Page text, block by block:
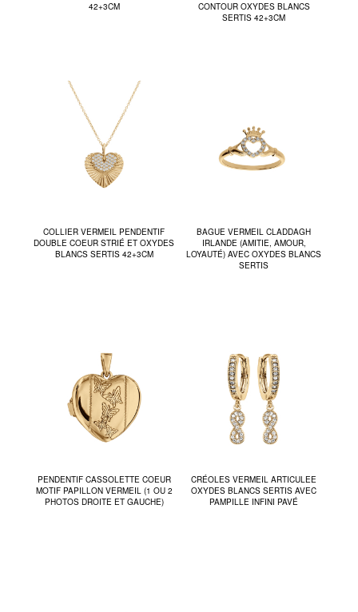
42+3CM
CONTOUR OXYDES BLANCS
SERTIS 42+3CM
COLLIER VERMEIL PENDENTIF
DOUBLE COEUR STRIÉ ET OXYDES
BLANCS SERTIS 42+3CM
BAGUE VERMEIL CLADDAGH
IRLANDE (AMITIE, AMOUR,
LOYAUTÉ) AVEC OXYDES BLANCS
SERTIS
PENDENTIF CASSOLETTE COEUR
MOTIF PAPILLON VERMEIL (1 OU 2
PHOTOS DROITE ET GAUCHE)
CRÉOLES VERMEIL ARTICULEE
OXYDES BLANCS SERTIS AVEC
PAMPILLE INFINI PAVÉ